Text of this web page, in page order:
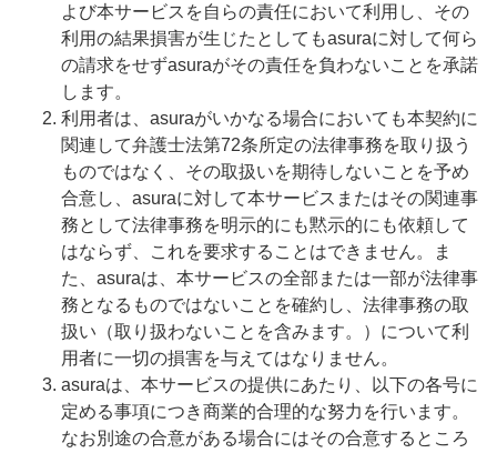
よび本サービスを自らの責任において利用し、その
利用の結果損害が生じたとしてもasuraに対して何ら
の請求をせずasuraがその責任を負わないことを承諾
します。
利用者は、asuraがいかなる場合においても本契約に
関連して弁護士法第72条所定の法律事務を取り扱う
ものではなく、その取扱いを期待しないことを予め
合意し、asuraに対して本サービスまたはその関連事
務として法律事務を明示的にも黙示的にも依頼して
はならず、これを要求することはできません。ま
た、asuraは、本サービスの全部または一部が法律事
務となるものではないことを確約し、法律事務の取
扱い（取り扱わないことを含みます。）について利
用者に一切の損害を与えてはなりません。
asuraは、本サービスの提供にあたり、以下の各号に
定める事項につき商業的合理的な努力を行います。
なお別途の合意がある場合にはその合意するところ